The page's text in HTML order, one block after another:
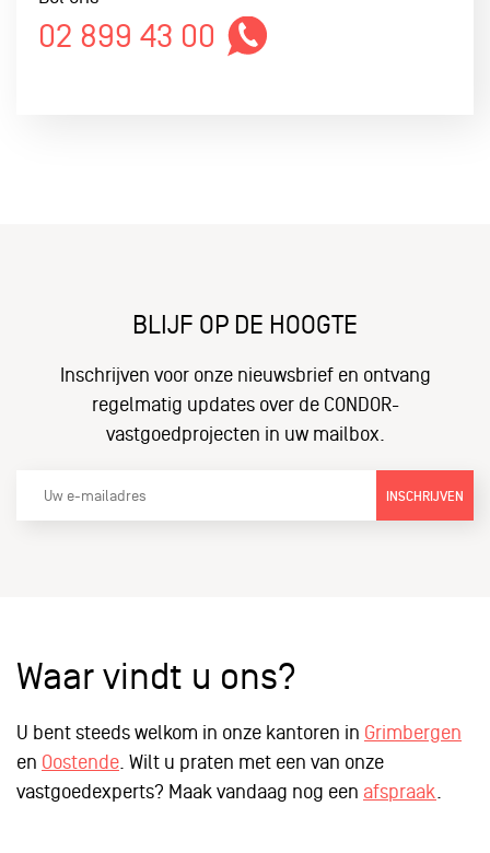
02 899 43 00
BLIJF OP DE HOOGTE
Inschrijven voor onze nieuwsbrief en ontvang
regelmatig updates over de CONDOR-
vastgoedprojecten in uw mailbox.
INSCHRIJVEN
Waar vindt u ons?
U bent steeds welkom in onze kantoren in Grimbergen
en Oostende . Wilt u praten met een van onze
vastgoedexperts? Maak vandaag nog een afspraak